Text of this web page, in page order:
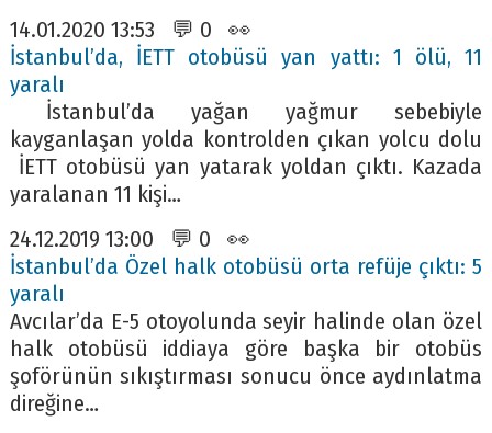
14.01.2020 13:53 💬 0 👀
İstanbul’da, İETT otobüsü yan yattı: 1 ölü, 11
yaralı
İstanbul’da yağan yağmur sebebiyle
kayganlaşan yolda kontrolden çıkan yolcu dolu
İETT otobüsü yan yatarak yoldan çıktı. Kazada
yaralanan 11 kişi…
24.12.2019 13:00 💬 0 👀
İstanbul’da Özel halk otobüsü orta refüje çıktı: 5
yaralı
Avcılar’da E-5 otoyolunda seyir halinde olan özel
halk otobüsü iddiaya göre başka bir otobüs
şoförünün sıkıştırması sonucu önce aydınlatma
direğine…